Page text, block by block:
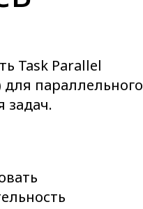
Task Parallel
для параллельного
задач.